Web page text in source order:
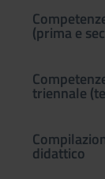
(prima e
triennale
didattico